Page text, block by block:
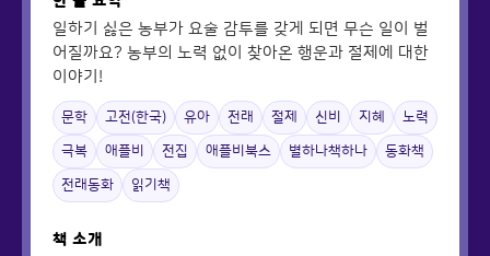
일하기 싫은 농부가 요술 감투를 갖게 되면 무슨 일이 벌
어질까요? 농부의 노력 없이 찾아온 행운과 절제에 대한
이야기!
문학 고전(한국) 유아 전래 절제 신비 지혜 노력
극복 애플비 전집 애플비북스 별하나책하나 동화책
전래동화 읽기책
책 소개